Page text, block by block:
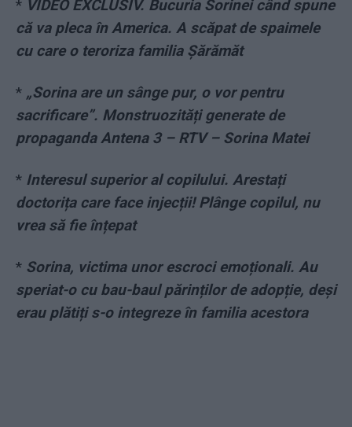
* VIDEO EXCLUSIV. Bucuria Sorinei când spune
că va pleca în America. A scăpat de spaimele
cu care o teroriza familia Șărămăt
* „Sorina are un sânge pur, o vor pentru
sacrificare”. Monstruozități generate de
propaganda Antena 3 – RTV – Sorina Matei
* Interesul superior al copilului. Arestați
doctorița care face injecții! Plânge copilul, nu
vrea să fie înțepat
* Sorina, victima unor escroci emoționali. Au
speriat-o cu bau-baul părinților de adopție, deși
erau plătiți s-o integreze în familia acestora